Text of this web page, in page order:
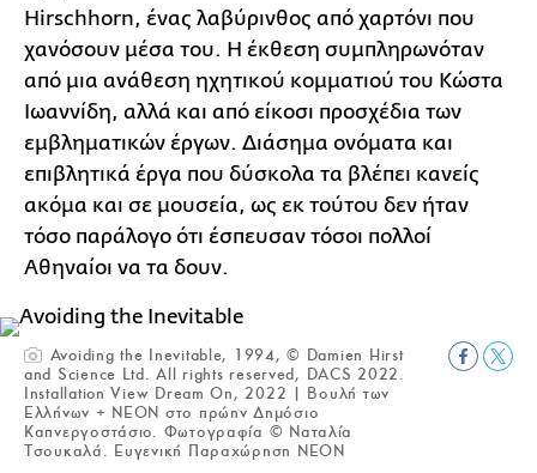
Hirschhorn, ένας λαβύρινθος από χαρτόνι που
χανόσουν μέσα του. Η έκθεση συμπληρωνόταν
από μια ανάθεση ηχητικού κομματιού του Κώστα
Ιωαννίδη, αλλά και από είκοσι προσχέδια των
εμβληματικών έργων. Διάσημα ονόματα και
επιβλητικά έργα που δύσκολα τα βλέπει κανείς
ακόμα και σε μουσεία, ως εκ τούτου δεν ήταν
τόσο παράλογο ότι έσπευσαν τόσοι πολλοί
Αθηναίοι να τα δουν.
Avoiding the Inevitable, 1994, © Damien Hirst
and Science Ltd. All rights reserved, DACS 2022.
Installation View Dream On, 2022 | Βουλή των
Ελλήνων + NEON στο πρώην Δημόσιο
Καπνεργοστάσιο. Φωτογραφία © Ναταλία
Τσουκαλά. Ευγενική Παραχώρηση NEON